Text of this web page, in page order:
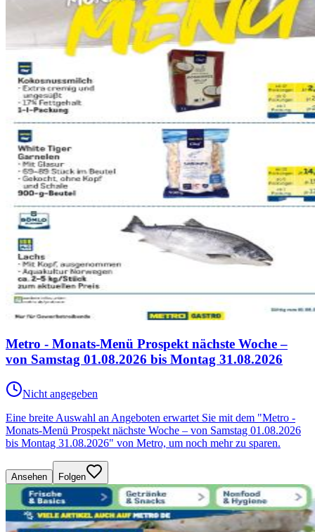
Metro - Monats-Menü Prospekt nächste Woche –
von Samstag 01.08.2026 bis Montag 31.08.2026
Nicht angegeben
Eine breite Auswahl an Angeboten erwartet Sie mit dem "Metro -
Monats-Menü Prospekt nächste Woche – von Samstag 01.08.2026
bis Montag 31.08.2026" von Metro, um noch mehr zu sparen.
Ansehen Folgen